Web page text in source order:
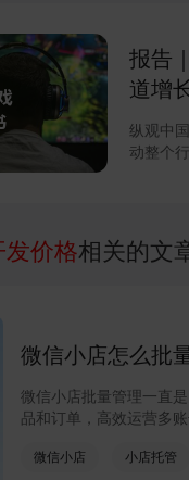
善。 目前游戏行业有哪些趋势？相关的商家又该如何抓住这样的机遇和挑
战？
报告
道增
纵观中
动整个
资本和
众的全
为代表
刻改变
价格相关的文
微信小店怎么批
微信小店批量管理一直
品和订单，高效运营多
微信小店 小店托管